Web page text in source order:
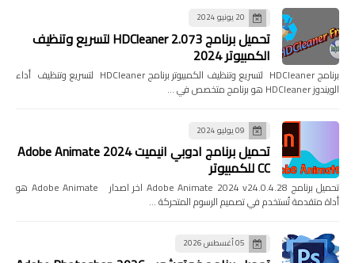
20 يونيو 2024
تحميل برنامج HDCleaner 2.073 لتسريع وتنظيف
الكمبيوتر 2024
برنامج HDCleaner لتسريع وتنظيف الكمبيوتر برنامج HDCleaner لتسريع وتنظيف أداء
الويندوز HDCleaner هو برنامج متخصص في …
09 يوليو 2024
تحميل برنامج ادوبي انيميت 2024 Adobe Animate
CC للكمبيوتر
تحميل برنامج Adobe Animate 2024 v24.0.4.28 اخر اصدار Adobe Animate هو
أداة متقدمة تُستخدم في تصميم الرسوم المتحركة …
05 أغسطس 2026